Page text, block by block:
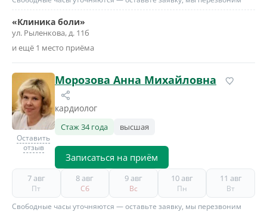
«Клиника боли»
ул. Рыленкова, д. 11б
и ещё 1 место приёма
Оставить
отзыв
Морозова Анна Михайловна
кардиолог
Стаж 34 года высшая
Записаться на приём
7 авг
Пт
8 авг
Сб
9 авг
Вс
10 авг
Пн
11 авг
Вт
Свободные часы уточняются — оставьте заявку, мы перезвоним